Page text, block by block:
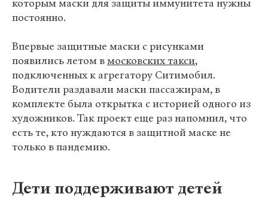
которым маски для защиты иммунитета нужны
постоянно.
Впервые защитные маски с рисунками
появились летом вмосковских такси,
подключенных к агрегатору Ситимобил.
Водители раздавали маски пассажирам, в
комплекте была открытка с историей одного из
художников. Так проект еще раз напомнил, что
есть те, кто нуждаются в защитной маске не
только в пандемию.
Дети поддерживают детей